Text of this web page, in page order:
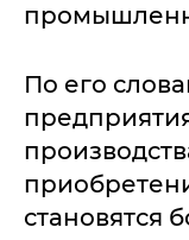
По его
становятся